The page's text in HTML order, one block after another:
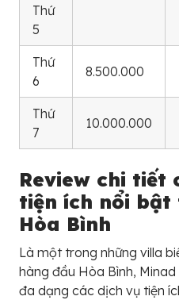
Thứ
5
Thứ
6
8.500.000
Thứ
7
10.000.000
Review chi tiết
tiện ích nổi bật
Hòa Bình
Là một trong những villa
hàng đầu Hòa Bình,
đa dạng các dịch vụ tiện